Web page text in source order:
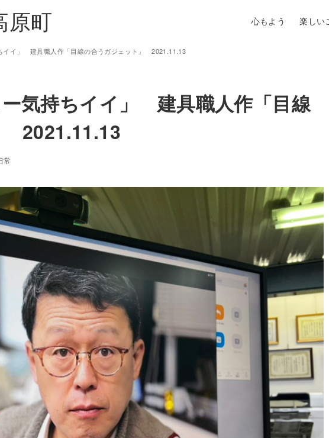
原町 心もよう 楽しい
イイ」 建具職人作「目線の合うガジェット」 2021.11.13
気持ちイイ」 建具職人作「目線
2021.11.13
常